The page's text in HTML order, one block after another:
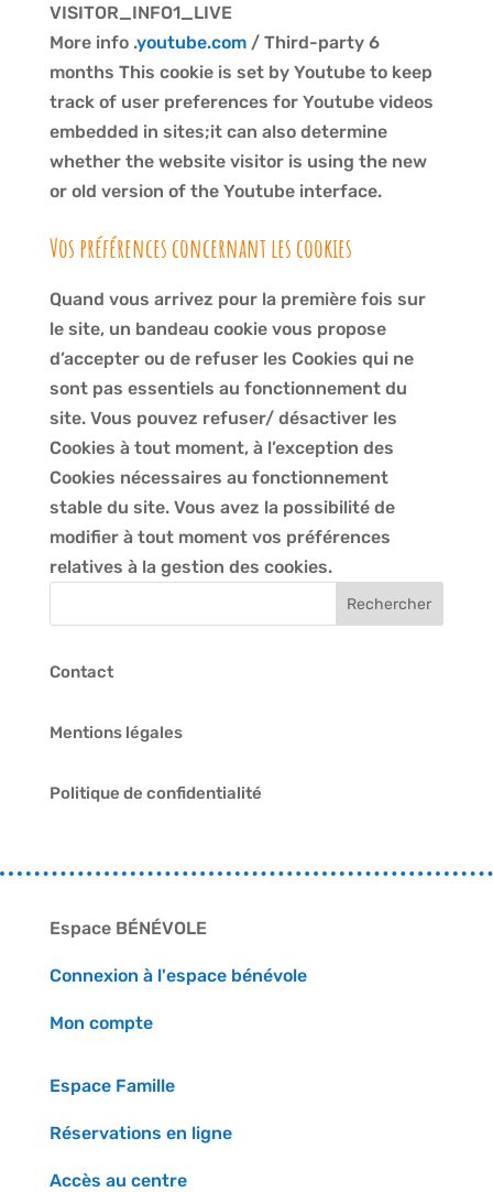
VISITOR_INFO1_LIVE
More info .youtube.com/ Third-party 6
months This cookie is set by Youtube to keep
track of user preferences for Youtube videos
embedded in sites;it can also determine
whether the website visitor is using the new
or old version of the Youtube interface.
Vos préférences concernant les cookies
Quand vous arrivez pour la première fois sur
le site, un bandeau cookie vous propose
d’accepter ou de refuser les Cookies qui ne
sont pas essentiels au fonctionnement du
site. Vous pouvez refuser/ désactiver les
Cookies à tout moment, à l’exception des
Cookies nécessaires au fonctionnement
stable du site. Vous avez la possibilité de
modifier à tout moment vos préférences
relatives à la gestion des cookies.
Contact
Mentions légales
Politique de confidentialité
Espace BÉNÉVOLE
Connexion à l'espace bénévole
Mon compte
Espace Famille
Réservations en ligne
Accès au centre